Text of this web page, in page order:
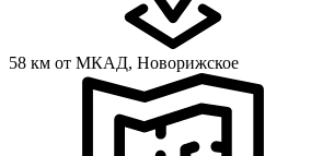
58 км от МКАД, Новорижское